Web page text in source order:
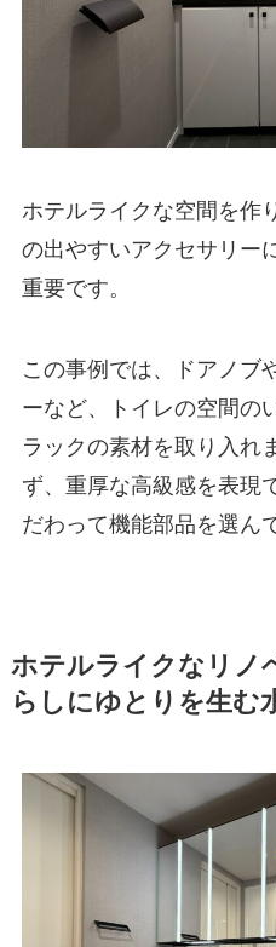
ホテルライクな空間を作
の出やすいアクセサリー
重要です。
この事例では、ドアノブ
ーなど、トイレの空間の
ラックの素材を取り入れ
ず、重厚な高級感を表現
だわって機能部品を選ん
ホテルライクなリノ
らしにゆとりを生む